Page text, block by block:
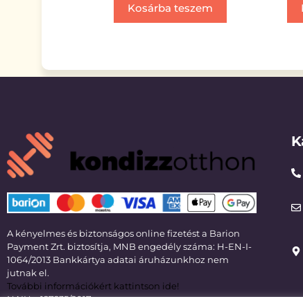
Kosárba teszem
A kényelmes és biztonságos online fizetést a Barion
Payment Zrt. biztosítja, MNB engedély száma: H-EN-I-
1064/2013 Bankkártya adatai áruházunkhoz nem
jutnak el.
További információkért kattintson ide!